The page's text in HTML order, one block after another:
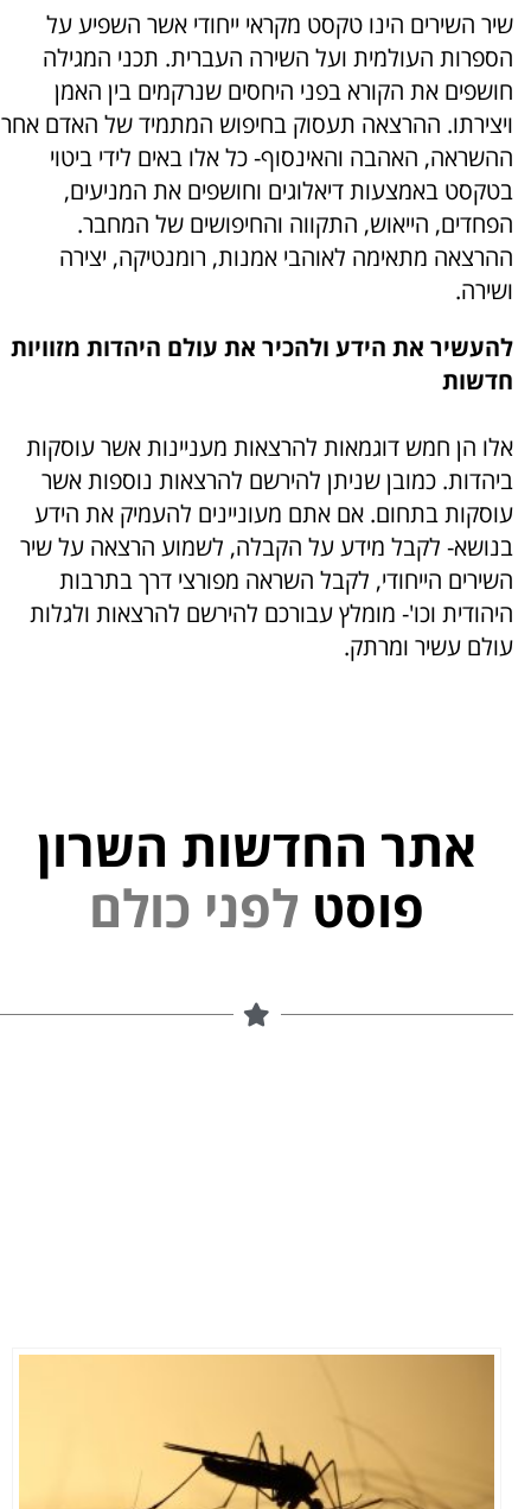
שיר השירים הינו טקסט מקראי ייחודי אשר השפיע על
הספרות העולמית ועל השירה העברית. תכני המגילה
חושפים את הקורא בפני היחסים שנרקמים בין האמן
ויצירתו. ההרצאה תעסוק בחיפוש המתמיד של האדם אחר
ההשראה, האהבה והאינסוף- כל אלו באים לידי ביטוי
בטקסט באמצעות דיאלוגים וחושפים את המניעים,
הפחדים, הייאוש, התקווה והחיפושים של המחבר.
ההרצאה מתאימה לאוהבי אמנות, רומנטיקה, יצירה
ושירה.
להעשיר את הידע ולהכיר את עולם היהדות מזוויות
חדשות
אלו הן חמש דוגמאות להרצאות מעניינות אשר עוסקות
ביהדות. כמובן שניתן להירשם להרצאות נוספות אשר
עוסקות בתחום. אם אתם מעוניינים להעמיק את הידע
בנושא- לקבל מידע על הקבלה, לשמוע הרצאה על שיר
השירים הייחודי, לקבל השראה מפורצי דרך בתרבות
היהודית וכו'- מומלץ עבורכם להירשם להרצאות ולגלות
עולם עשיר ומרתק.
אתר החדשות השרון
פוסט